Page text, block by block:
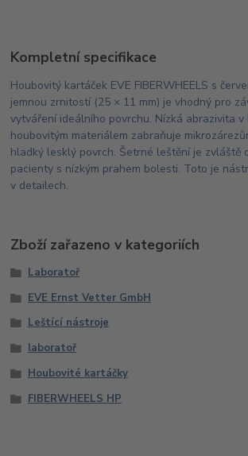
Kompletní specifikace
Houbovitý kartáček EVE FIBERWHEELS s
jemnou zrnitostí (25 × 11 mm) je vhodný pro
vytváření ideálního povrchu. Nízká abrazivita v
houbovitým materiálem zabraňuje
hladký lesklý povrch. Šetrné leštění je zvláště
pacienty s nízkým prahem bolesti. Toto je
v detailech.
Zboží zařazeno v kategoriích
Laboratoř
EVE Ernst Vetter GmbH
Leštící nástroje
laboratoř
Houbovité kartáčky
FIBERWHEELS HP